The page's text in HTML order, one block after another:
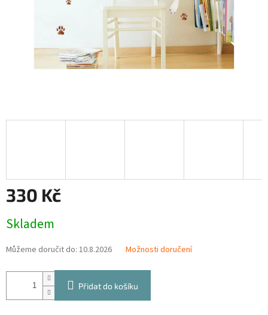
330 Kč
cena:
Skladem
Můžeme doručit do: 10.8.2026 Možnosti doručení
Přidat do košíku